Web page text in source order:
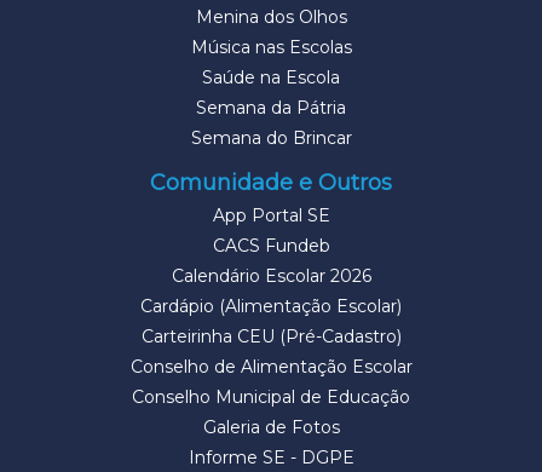
Menina dos Olhos
Música nas Escolas
Saúde na Escola
Semana da Pátria
Semana do Brincar
Comunidade e Outros
App Portal SE
CACS Fundeb
Calendário Escolar 2026
Cardápio (Alimentação Escolar)
Carteirinha CEU (Pré-Cadastro)
Conselho de Alimentação Escolar
Conselho Municipal de Educação
Galeria de Fotos
Informe SE - DGPE